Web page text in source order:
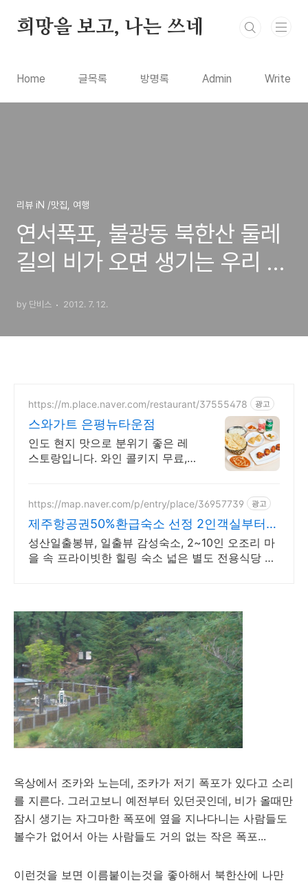
희망을 보고, 나는 쓰네
Home 글목록 방명록 Admin Write
리뷰 iN /맛집, 여행
연서폭포, 불광동 북한산 둘레
길의 비가 오면 생기는 우리 조
포
by 단비스 2012. 7. 12.
https://m.place.naver.com/restaurant/37555478 광고
스와가트 은평뉴타운점
인도 현지 맛으로 분위기 좋은 레
스토랑입니다. 와인 콜키지 무료,
https://map.naver.com/p/entry/place/36957739 광고
제주항공권50%환급숙소 선정 2인객실부터
10인객실 구성
성산일출봉뷰, 일출뷰 감성숙소, 2~10인 오조리 마
을 속 프라이빗한 힐링 숙소 넓은 별도 전용식당 공
옥상에서 조카와 노는데, 조카가 저기 폭포가 있다고 소리
를 지른다. 그러고보니 예전부터 있던곳인데, 비가 올때만
잠시 생기는 자그마한 폭포에 옆을 지나다니는 사람들도
볼수가 없어서 아는 사람들도 거의 없는 작은 폭포...
이런것을 보면 이름붙이는것을 좋아해서 북한산에 나만